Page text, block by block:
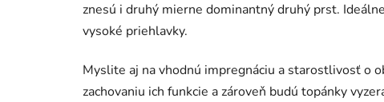
znesú i druhý mierne dominantný druhý prst.
vysoké priehlavky.
Myslite aj na vhodnú impregnáciu a starostlivosť o
zachovaniu ich funkcie a zároveň budú topánky